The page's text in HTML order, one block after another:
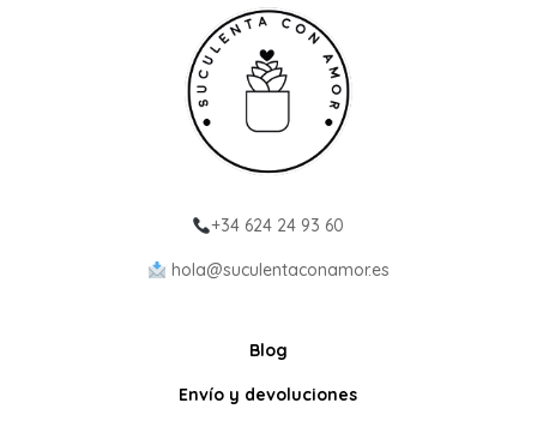
+34 624 24 93 60
hola@suculentaconamor.es
Blog
Envío y devoluciones